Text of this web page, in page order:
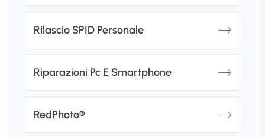
Rilascio SPID Personale
Riparazioni Pc E Smartphone
RedPhoto®